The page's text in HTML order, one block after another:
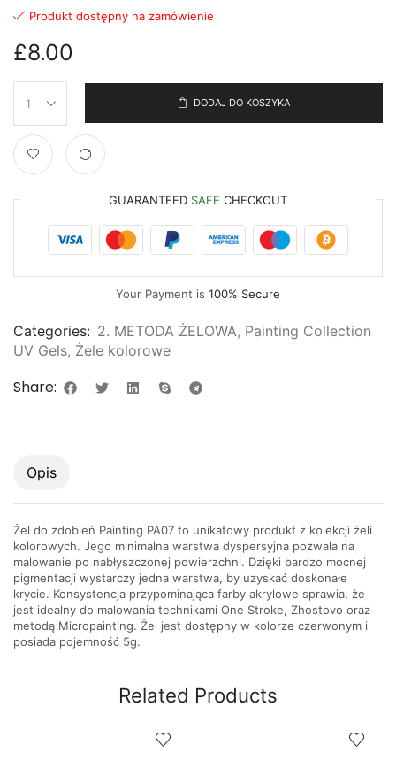
Produkt dostępny na zamówienie
£8.00
DODAJ DO KOSZYKA
GUARANTEED SAFE CHECKOUT
Your Payment is 100% Secure
Categories: 2. METODA ŻELOWA, Painting Collection
UV Gels, Żele kolorowe
Share:
Opis
Żel do zdobień Painting PA07 to unikatowy produkt z kolekcji żeli
kolorowych. Jego minimalna warstwa dyspersyjna pozwala na
malowanie po nabłyszczonej powierzchni. Dzięki bardzo mocnej
pigmentacji wystarczy jedna warstwa, by uzyskać doskonałe
krycie. Konsystencja przypominająca farby akrylowe sprawia, że
jest idealny do malowania technikami One Stroke, Zhostovo oraz
metodą Micropainting. Żel jest dostępny w kolorze czerwonym i
posiada pojemność 5g.
Related Products